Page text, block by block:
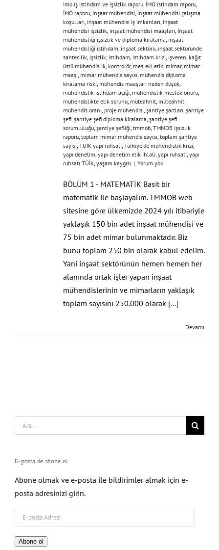
imo iş istihdam ve işsizlik raporu, İMO istihdam raporu,
İMO raporu, inşaat mühendisi, inşaat mühendisi çalışma
koşulları, inşaat mühendisi iş imkanları, inşaat
mühendisi işsizlik, inşaat mühendisi maaşları, İnşaat
mühendisliği işsizlik ve diploma kiralama, inşaat
mühendisliği istihdam, inşaat sektörü, inşaat sektöründe
sahtecilik, işsizlik, istihdam, istihdam krizi, işveren, kağıt
üstü mühendislik, kontrolör, mesleki etik, mimar, mimar
maaşı, mimar mühendis sayısı, mühendis diploma
kiralama riski, mühendis maaşları neden düşük,
mühendislik istihdam açığı, mühendislik meslek onuru,
mühendislikte etik sorunu, müteahhit, müteahhit
mühendis oranı, proje mühendisi, şantiye şartları, şantiye
şefi, şantiye şefi diploma kiralama, şantiye şefi
sorumluluğu, şantiye şefliği, tmmob, TMMOB işsizlik
raporu, toplam mimar mühendis sayısı, toplam şantiye
sayısı, TÜİK yapı ruhsatı, Türkiye’de mühendislik krizi,
yapı denetim, yapı denetim etik ihlali, yapı ruhsatı, yapı
ruhsatı TÜİK, yaşam kaygısı | Yorum yok
BÖLÜM 1 - MATEMATİK Basit bir
matematik ile başlayalım. TMMOB web
sitesine göre ülkemizde 2024 yılı itibariyle
yaklaşık 150 bin adet inşaat mühendisi ve
75 bin adet mimar bulunmaktadır. Biz
bunu toplam 250 bin olarak kabul edelim.
Yani inşaat sektörünün hemen hemen her
alanında ortak işler yapan inşaat
mühendislerinin ve mimarların yaklaşık
toplam sayısını 250.000 olarak [...]
Devamı
Search
for:
E-posta ile abone ol
Abone olmak ve e-posta ile bildirimler almak için e-
posta adresinizi girin.
posta
Adresi
Abone ol